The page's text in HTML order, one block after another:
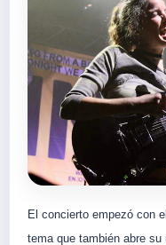
El concierto empezó con
tema que también abre su